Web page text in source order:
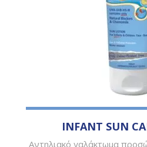
INFANT SUN
Αντηλιακό γαλάκτωμα